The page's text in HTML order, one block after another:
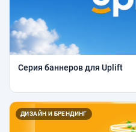
Серия баннеров для Uplift
ДИЗАЙН И БРЕНДИНГ